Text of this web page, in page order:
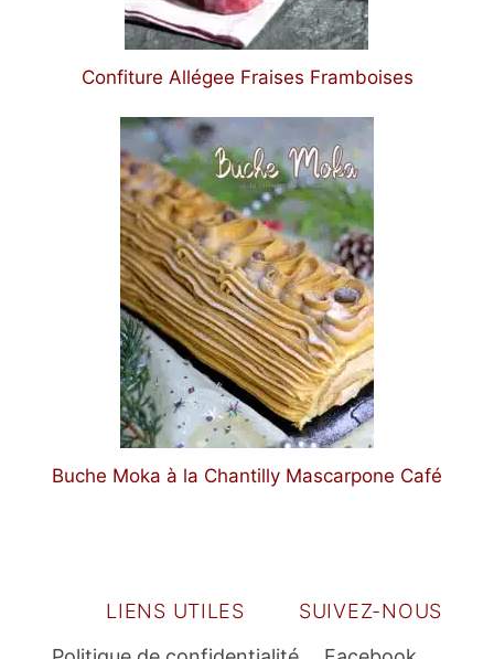
Confiture Allégee Fraises Framboises
Buche Moka à la Chantilly Mascarpone Café
LIENS UTILES
SUIVEZ-NOUS